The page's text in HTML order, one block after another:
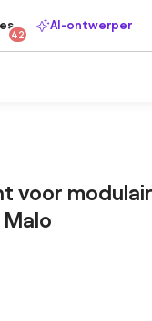
42
AI-ontwerper
voor